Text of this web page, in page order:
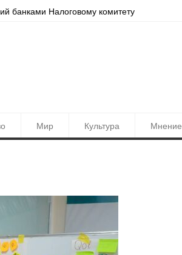
Мир Культура Мнение